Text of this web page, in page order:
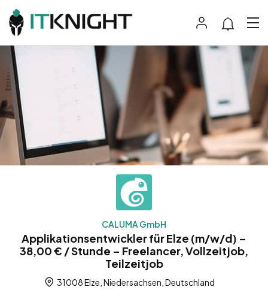
CALUMA GmbH
Applikationsentwickler für Elze (m/w/d) –
38,00 € / Stunde – Freelancer, Vollzeitjob,
Teilzeitjob
31008 Elze, Niedersachsen, Deutschland